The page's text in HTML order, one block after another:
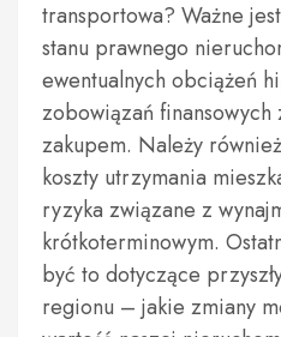
transportowa? Ważne
stanu prawnego
ewentualnych obciążeń
zobowiązań finansowych
zakupem. Należy
koszty utrzymania
ryzyka związane z
krótkoterminowym.
być to dotyczące
regionu – jakie zmiany